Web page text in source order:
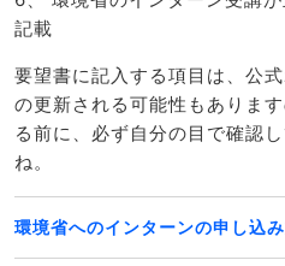
記載
要望書に記入する項目は、公
の更新される可能性もありま
る前に、必ず自分の目で確認
ね。
環境省へのインターンの申し込